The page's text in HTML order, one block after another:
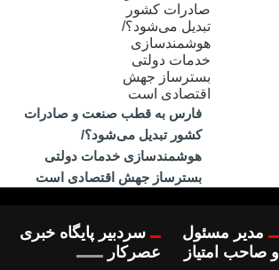
فارس به قطب صنعت و صادرات
کشور تبدیل می‌شود؟/
هوشمندسازی خدمات دولتی
بسترساز جهش اقتصادی است
مدیر مسئول
و صاحب امتیاز
سردبیر پایگاه خبری
عصرکار